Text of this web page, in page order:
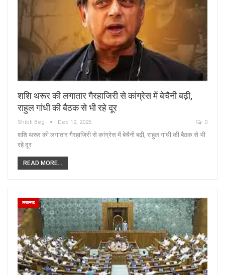
शशि थरूर की लगातार गैरहाजिरी से कांग्रेस में बेचैनी बढ़ी,
राहुल गांधी की बैठक से भी रहे दूर
Shibli Beg Dec 12, 2025 0
शशि थरूर की लगातार गैरहाजिरी से कांग्रेस में बेचैनी बढ़ी, राहुल गांधी की बैठक से भी
रहे दूर
READ MORE...
लखनऊ